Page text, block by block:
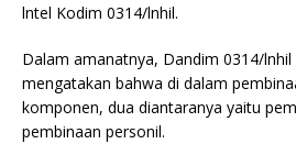
lntel Kodim 0314/lnhil.
Dalam amanatnya, Dandim 0314/
mengatakan bahwa di dalam
komponen, dua diantaranya yaitu
pembinaan personil.